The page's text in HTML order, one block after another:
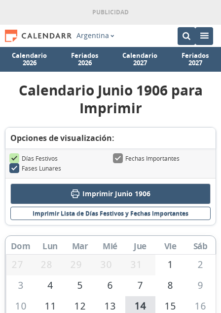
Argentina
Calendario
2026
Feriados
2026
Calendario
2027
Feriados
2027
Calendario Junio 1906 para
Imprimir
Opciones de visualización:
Días Festivos
Fechas Importantes
Fases Lunares
Imprimir Junio 1906
Imprimir Lista de Días Festivos y Fechas Importantes
Dom Lun Mar Mié Jue Vie Sáb
27 28 29 30 31 1
2
3
4 5 6 7 8
9
10
11 12 13 14 15
16